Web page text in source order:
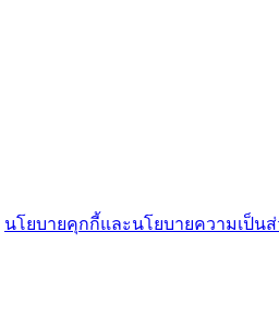
นโยบายคุกกี้และนโยบายความเป็น